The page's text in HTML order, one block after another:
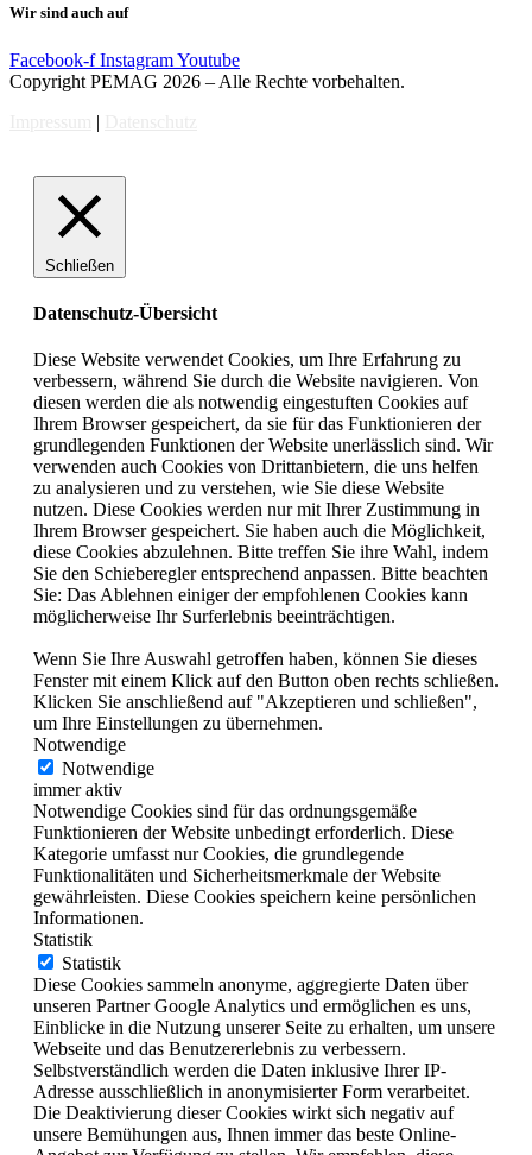
Wir sind auch auf
Facebook-f InstagramYoutube
Copyright PEMAG 2026 – Alle Rechte vorbehalten.
|
Schließen
Datenschutz-Übersicht
Diese Website verwendet Cookies, um Ihre Erfahrung zu
verbessern, während Sie durch die Website navigieren. Von
diesen werden die als notwendig eingestuften Cookies auf
Ihrem Browser gespeichert, da sie für das Funktionieren der
grundlegenden Funktionen der Website unerlässlich sind. Wir
verwenden auch Cookies von Drittanbietern, die uns helfen
zu analysieren und zu verstehen, wie Sie diese Website
nutzen. Diese Cookies werden nur mit Ihrer Zustimmung in
Ihrem Browser gespeichert. Sie haben auch die Möglichkeit,
diese Cookies abzulehnen. Bitte treffen Sie ihre Wahl, indem
Sie den Schieberegler entsprechend anpassen. Bitte beachten
Sie: Das Ablehnen einiger der empfohlenen Cookies kann
möglicherweise Ihr Surferlebnis beeinträchtigen.
Wenn Sie Ihre Auswahl getroffen haben, können Sie dieses
Fenster mit einem Klick auf den Button oben rechts schließen.
Klicken Sie anschließend auf "Akzeptieren und schließen",
um Ihre Einstellungen zu übernehmen.
Notwendige
Notwendige
immer aktiv
Notwendige Cookies sind für das ordnungsgemäße
Funktionieren der Website unbedingt erforderlich. Diese
Kategorie umfasst nur Cookies, die grundlegende
Funktionalitäten und Sicherheitsmerkmale der Website
gewährleisten. Diese Cookies speichern keine persönlichen
Informationen.
Statistik
Statistik
Diese Cookies sammeln anonyme, aggregierte Daten über
unseren Partner Google Analytics und ermöglichen es uns,
Einblicke in die Nutzung unserer Seite zu erhalten, um unsere
Webseite und das Benutzererlebnis zu verbessern.
Selbstverständlich werden die Daten inklusive Ihrer IP-
Adresse ausschließlich in anonymisierter Form verarbeitet.
Die Deaktivierung dieser Cookies wirkt sich negativ auf
unsere Bemühungen aus, Ihnen immer das beste Online-